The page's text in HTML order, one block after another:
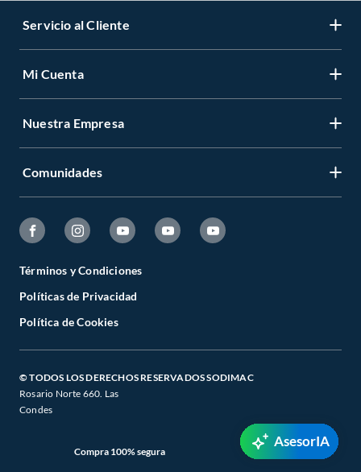
Servicio al Cliente
Mi Cuenta
Nuestra Empresa
Comunidades
Términos y Condiciones
Políticas de Privacidad
Política de Cookies
© TODOS LOS DERECHOS RESERVADOS SODIMAC
Rosario Norte 660. Las
Condes
Compra 100% segura
AsesorIA